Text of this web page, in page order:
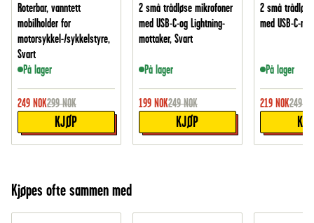
Roterbar, vanntett
mobilholder for
motorsykkel-/sykkelstyre,
Svart
På lager
249 NOK299 NOK
KJØP
2 små trådløse mikrofoner
med USB-C-og Lightning-
mottaker, Svart
På lager
199 NOK249 NOK
KJØP
2 små
med USB-C-
På lager
219 NOK249
Kjøpes ofte sammen med